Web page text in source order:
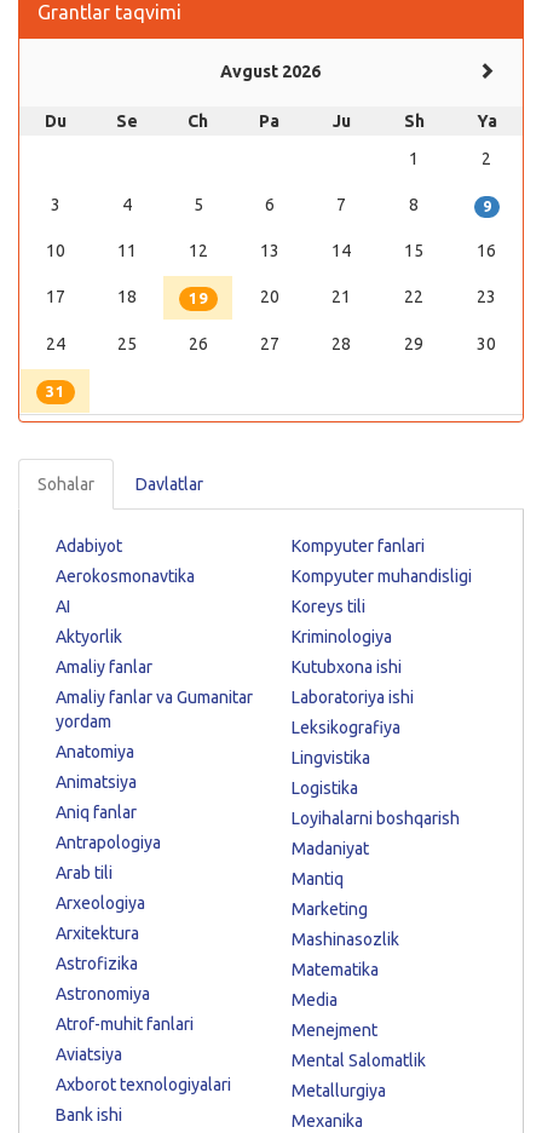
Grantlar taqvimi
Avgust 2026
Du Se Ch Pa Ju Sh
Ya
1
2
3 4 5 6 7 8 9
10 11 12 13 14 15 16
17 18 19 20 21 22 23
24 25 26 27 28 29 30
31
Sohalar Davlatlar
Adabiyot
Aerokosmonavtika
AI
Aktyorlik
Amaliy fanlar
Amaliy fanlar va Gumanitar
yordam
Anatomiya
Animatsiya
Aniq fanlar
Antrapologiya
Arab tili
Arxeologiya
Arxitektura
Astrofizika
Astronomiya
Atrof-muhit fanlari
Aviatsiya
Axborot texnologiyalari
Bank ishi
Kompyuter fanlari
Kompyuter muhandisligi
Koreys tili
Kriminologiya
Kutubxona ishi
Laboratoriya ishi
Leksikografiya
Lingvistika
Logistika
Loyihalarni boshqarish
Madaniyat
Mantiq
Marketing
Mashinasozlik
Matematika
Media
Menejment
Mental Salomatlik
Metallurgiya
Mexanika